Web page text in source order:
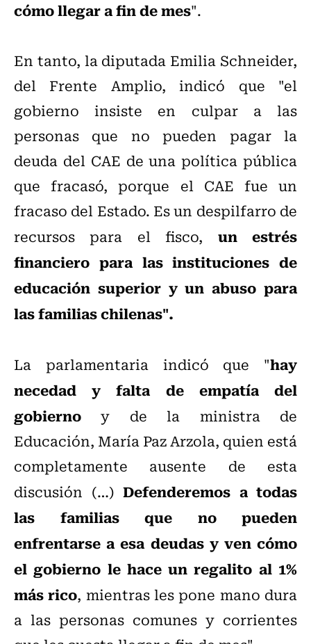
cómo llegar a fin de mes".
En tanto, la diputada Emilia Schneider,
del Frente Amplio, indicó que "el
gobierno insiste en culpar a las
personas que no pueden pagar la
deuda del CAE de una política pública
que fracasó, porque el CAE fue un
fracaso del Estado. Es un despilfarro de
recursos para el fisco, un estrés
financiero para las instituciones de
educación superior y un abuso para
las familias chilenas".
La parlamentaria indicó que "hay
necedad y falta de empatía del
gobierno y de la ministra de
Educación, María Paz Arzola, quien está
completamente ausente de esta
discusión (…) Defenderemos a todas
las familias que no pueden
enfrentarse a esa deudas y ven cómo
el gobierno le hace un regalito al 1%
más rico, mientras les pone mano dura
a las personas comunes y corrientes